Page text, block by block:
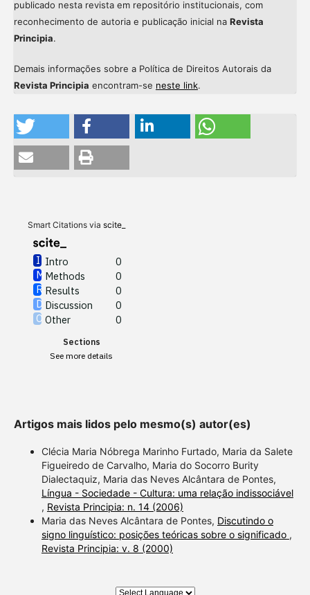
publicado nesta revista em repositório institucionais, com
reconhecimento de autoria e publicação inicial na Revista
Principia.
Demais informações sobre a Política de Direitos Autorais da
Revista Principia encontram-se neste link.
Smart Citations via scite_
Intro
0
Methods
0
Results
0
Discussion
0
Other
0
Sections
See more details
contrasts the cited claim, and
a label indicating in which
section the citation was
made.
Artigos mais lidos pelo mesmo(s) autor(es)
Clécia Maria Nóbrega Marinho Furtado, Maria da Salete
Figueiredo de Carvalho, Maria do Socorro Burity
Dialectaquiz, Maria das Neves Alcântara de Pontes,
Língua - Sociedade - Cultura: uma relação indissociável
, Revista Principia: n. 14 (2006)
Maria das Neves Alcântara de Pontes, Discutindo o
signo linguístico: posições teóricas sobre o significado ,
Revista Principia: v. 8 (2000)